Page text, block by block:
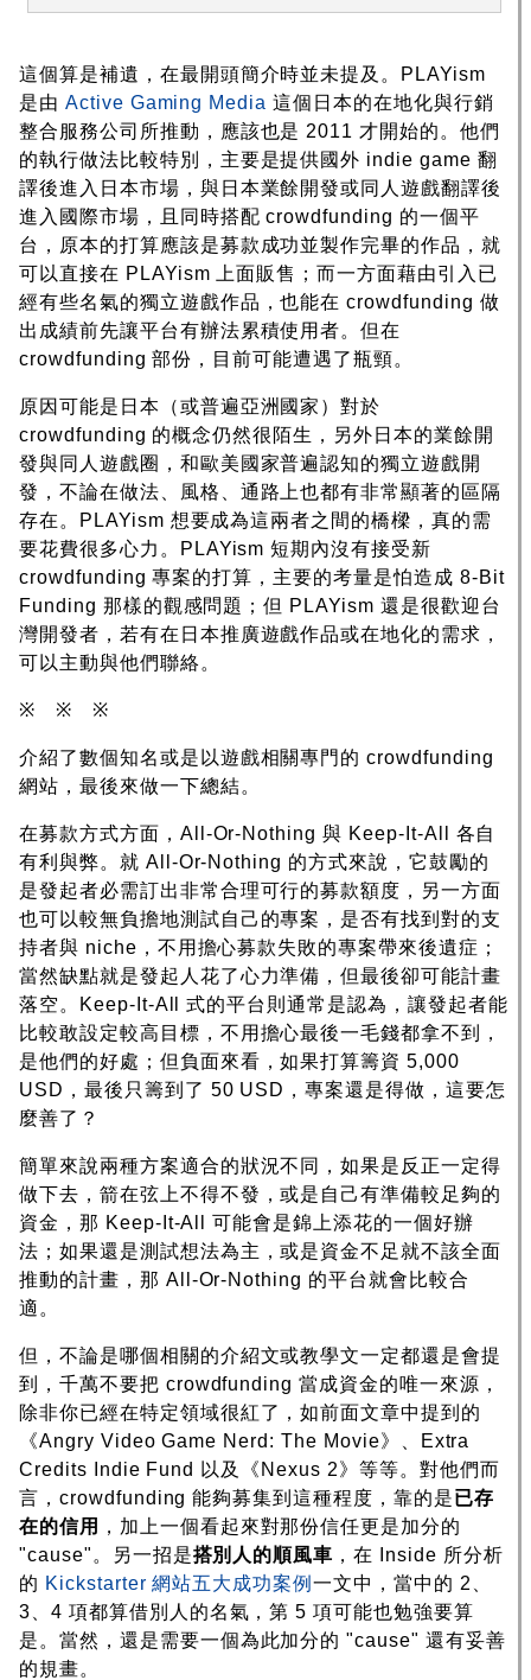
這個算是補遺，在最開頭簡介時並未提及。PLAYism
是由 Active Gaming Media 這個日本的在地化與行銷
整合服務公司所推動，應該也是 2011 才開始的。他們
的執行做法比較特別，主要是提供國外 indie game 翻
譯後進入日本市場，與日本業餘開發或同人遊戲翻譯後
進入國際市場，且同時搭配 crowdfunding 的一個平
台，原本的打算應該是募款成功並製作完畢的作品，就
可以直接在 PLAYism 上面販售；而一方面藉由引入已
經有些名氣的獨立遊戲作品，也能在 crowdfunding 做
出成績前先讓平台有辦法累積使用者。但在
crowdfunding 部份，目前可能遭遇了瓶頸。
原因可能是日本（或普遍亞洲國家）對於
crowdfunding 的概念仍然很陌生，另外日本的業餘開
發與同人遊戲圈，和歐美國家普遍認知的獨立遊戲開
發，不論在做法、風格、通路上也都有非常顯著的區隔
存在。PLAYism 想要成為這兩者之間的橋樑，真的需
要花費很多心力。PLAYism 短期內沒有接受新
crowdfunding 專案的打算，主要的考量是怕造成 8-Bit
Funding 那樣的觀感問題；但 PLAYism 還是很歡迎台
灣開發者，若有在日本推廣遊戲作品或在地化的需求，
可以主動與他們聯絡。
※ ※ ※
介紹了數個知名或是以遊戲相關專門的 crowdfunding
網站，最後來做一下總結。
在募款方式方面，All-Or-Nothing 與 Keep-It-All 各自
有利與弊。就 All-Or-Nothing 的方式來說，它鼓勵的
是發起者必需訂出非常合理可行的募款額度，另一方面
也可以較無負擔地測試自己的專案，是否有找到對的支
持者與 niche，不用擔心募款失敗的專案帶來後遺症；
當然缺點就是發起人花了心力準備，但最後卻可能計畫
落空。Keep-It-All 式的平台則通常是認為，讓發起者能
比較敢設定較高目標，不用擔心最後一毛錢都拿不到，
是他們的好處；但負面來看，如果打算籌資 5,000
USD，最後只籌到了 50 USD，專案還是得做，這要怎
麼善了？
簡單來說兩種方案適合的狀況不同，如果是反正一定得
做下去，箭在弦上不得不發，或是自己有準備較足夠的
資金，那 Keep-It-All 可能會是錦上添花的一個好辦
法；如果還是測試想法為主，或是資金不足就不該全面
推動的計畫，那 All-Or-Nothing 的平台就會比較合
適。
但，不論是哪個相關的介紹文或教學文一定都還是會提
到，千萬不要把 crowdfunding 當成資金的唯一來源，
除非你已經在特定領域很紅了，如前面文章中提到的
《Angry Video Game Nerd: The Movie》、Extra
Credits Indie Fund 以及《Nexus 2》等等。對他們而
言，crowdfunding 能夠募集到這種程度，靠的是已存
在的信用
，加上一個看起來對那份信任更是加分的
"cause"。另一招是搭別人的順風車 ，在 Inside 所分析
的 Kickstarter 網站五大成功案例一文中，當中的 2、
3、4 項都算借別人的名氣，第 5 項可能也勉強要算
是。當然，還是需要一個為此加分的 "cause" 還有妥善
的規畫。